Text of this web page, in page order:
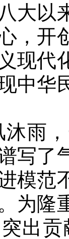
大以
，开
现代
中华
沐雨
写了
模范
为隆
出